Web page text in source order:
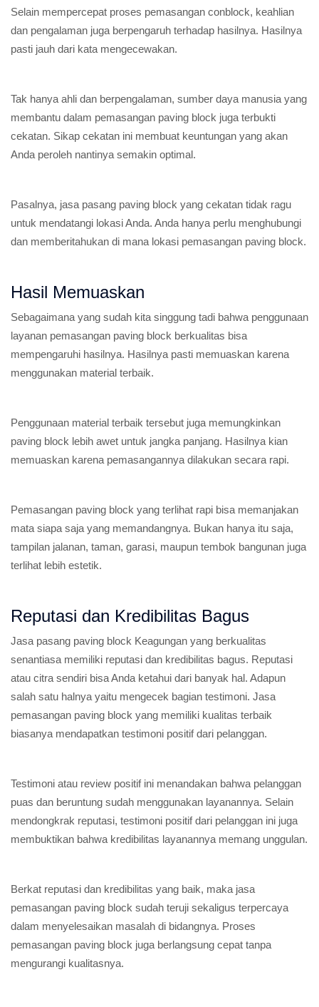
Selain mempercepat proses pemasangan conblock, keahlian
dan pengalaman juga berpengaruh terhadap hasilnya. Hasilnya
pasti jauh dari kata mengecewakan.
Tak hanya ahli dan berpengalaman, sumber daya manusia yang
membantu dalam pemasangan paving block juga terbukti
cekatan. Sikap cekatan ini membuat keuntungan yang akan
Anda peroleh nantinya semakin optimal.
Pasalnya, jasa pasang paving block yang cekatan tidak ragu
untuk mendatangi lokasi Anda. Anda hanya perlu menghubungi
dan memberitahukan di mana lokasi pemasangan paving block.
Hasil Memuaskan
Sebagaimana yang sudah kita singgung tadi bahwa penggunaan
layanan pemasangan paving block berkualitas bisa
mempengaruhi hasilnya. Hasilnya pasti memuaskan karena
menggunakan material terbaik.
Penggunaan material terbaik tersebut juga memungkinkan
paving block lebih awet untuk jangka panjang. Hasilnya kian
memuaskan karena pemasangannya dilakukan secara rapi.
Pemasangan paving block yang terlihat rapi bisa memanjakan
mata siapa saja yang memandangnya. Bukan hanya itu saja,
tampilan jalanan, taman, garasi, maupun tembok bangunan juga
terlihat lebih estetik.
Reputasi dan Kredibilitas Bagus
Jasa pasang paving block Keagungan yang berkualitas
senantiasa memiliki reputasi dan kredibilitas bagus. Reputasi
atau citra sendiri bisa Anda ketahui dari banyak hal. Adapun
salah satu halnya yaitu mengecek bagian testimoni. Jasa
pemasangan paving block yang memiliki kualitas terbaik
biasanya mendapatkan testimoni positif dari pelanggan.
Testimoni atau review positif ini menandakan bahwa pelanggan
puas dan beruntung sudah menggunakan layanannya. Selain
mendongkrak reputasi, testimoni positif dari pelanggan ini juga
membuktikan bahwa kredibilitas layanannya memang unggulan.
Berkat reputasi dan kredibilitas yang baik, maka jasa
pemasangan paving block sudah teruji sekaligus terpercaya
dalam menyelesaikan masalah di bidangnya. Proses
pemasangan paving block juga berlangsung cepat tanpa
mengurangi kualitasnya.